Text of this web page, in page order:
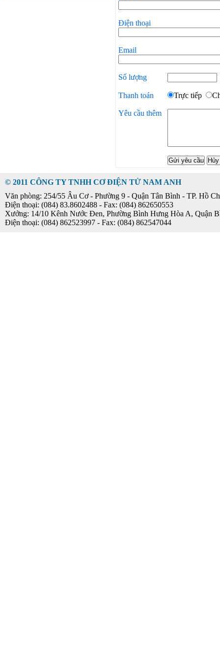
Điện thoại
Email
Số lượng
Thanh toán Trực tiếp
Yêu cầu thêm
© 2011 CÔNG TY TNHH CƠ ĐIỆN TỬ NAM ANH
Văn phòng: 254/55 Âu Cơ - Phường 9 - Quận Tân Bình - TP. Hồ
Điện thoại: (084) 83.8602488 - Fax: (084) 862650553
Xưởng: 14/10 Kênh Nước Đen, Phường Bình Hưng Hòa A, Quận
Điện thoại: (084) 862523997 - Fax: (084) 862547044